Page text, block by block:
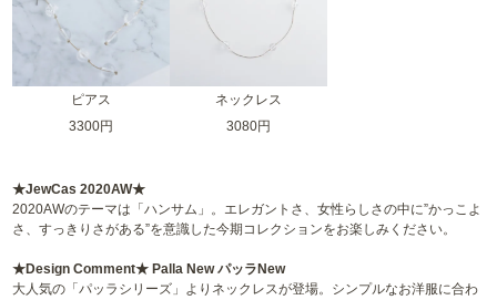
ピアス
3300円
ネックレス
3080円
★JewCas 2020AW★
2020AWのテーマは「ハンサム」。エレガントさ、女性らしさの中に”かっこよ
さ、すっきりさがある”を意識した今期コレクションをお楽しみください。
★Design Comment★ Palla New パッラNew
大人気の「パッラシリーズ」よりネックレスが登場。シンプルなお洋服に合わ